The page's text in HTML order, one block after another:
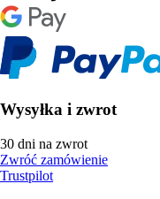
Wysyłka i zwrot
30 dni na zwrot
Zwróć zamówienie
Trustpilot